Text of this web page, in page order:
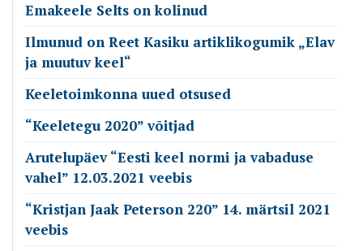
Emakeele Selts on kolinud
Ilmunud on Reet Kasiku artiklikogumik „Elav
ja muutuv keel“
Keeletoimkonna uued otsused
“Keeletegu 2020” võitjad
Arutelupäev “Eesti keel normi ja vabaduse
vahel” 12.03.2021 veebis
“Kristjan Jaak Peterson 220” 14. märtsil 2021
veebis